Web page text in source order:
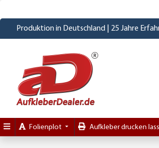
Produktion in Deutschland | 25 Jahre
Folienplot Aufkleber drucken